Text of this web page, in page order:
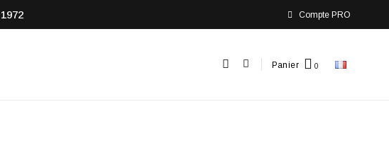
Compte PRO
Panier